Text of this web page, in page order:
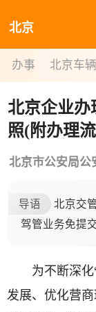
北京
办事 北京车
北京企业办
照(附办理
北京市公安局公
导语
北京交
驾管业务免提
为不断深化“
发展、优化营